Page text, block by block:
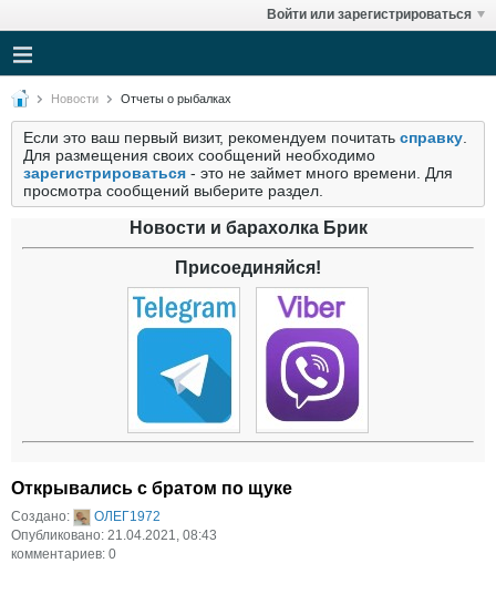
Войти или зарегистрироваться
Новости Отчеты о рыбалках
Если это ваш первый визит, рекомендуем почитать справку
Для размещения своих сообщений необходимо
зарегистрироваться - это не займет много времени. Для
просмотра сообщений выберите раздел.
Новости и барахолка Брик
Присоединяйся!
Открывались с братом по щуке
Создано:
ОЛЕГ1972
Опубликовано: 21.04.2021, 08:43
комментариев: 0